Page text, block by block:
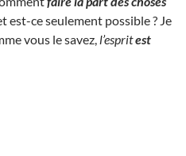
est-ce seulement possible ? Je
vous le savez, l’espritest